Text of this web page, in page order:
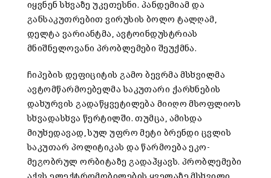
იყვნენ სხვაზე უკეთესნი. პანდემიამ და
განსაკუთრებით ვირუსის ბოლო ტალღამ,
დელტა ვარიანტმა, ავტოინდუსტრიას
მნიშნელოვანი პრობლემები შეუქმნა.
ჩიპების დეფიციტის გამო ბევრმა მსხვილმა
ავტომწარმოებელმა საკუთარი ქარხნების
დახურვის გადაწყვეტილება მიიღო მსოფლიოს
სხვადასხვა წერტილში. თუმცა, ამისდა
მიუხედავად, სულ უფრო მეტი ბრენდი ცვლის
საკუთარ პოლიტიკას და წარმოება ეკო-
მეგობრულ ორბიტაზე გადაჰყავს. პრობლემები